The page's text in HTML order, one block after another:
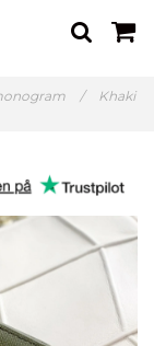
/
Khaki